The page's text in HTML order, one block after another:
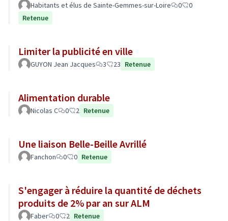
Habitants et élus de Sainte-Gemmes-sur-Loire 0
0
Retenue
Limiter la publicité en ville
GUYON Jean Jacques 3 23 Retenue
Alimentation durable
Nicolas C 0 2 Retenue
Une liaison Belle-Beille Avrillé
Fanchon 0 0 Retenue
S'engager à réduire la quantité de déchets
produits de 2% par an sur ALM
Faber 0 2 Retenue